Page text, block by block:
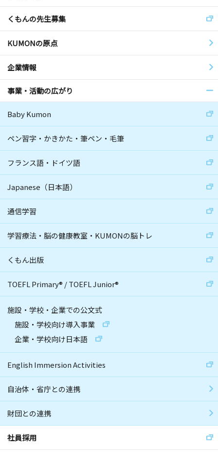
くもんの先生募集
KUMONの原点
企業情報
事業・活動の広がり
Baby Kumon
ペン習字・かきかた・筆ペン・毛筆
フランス語・ドイツ語
Japanese（日本語）
通信学習
学習療法・脳の健康教室・KUMONの脳トレ
くもん出版
TOEFL Primary® /TOEFL Junior®
施設・学校・企業での公文式
施設・学校向け導入事業
企業・学校向け日本語
English Immersion Activities
自治体・省庁との連携
財団との連携
社員採用